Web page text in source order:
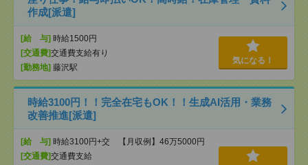
作成[派遣]
[給 与] 時給1500円
[交通費]交通費支給有り
[勤務地] 藤沢駅
気になる！
時給3100円！！完全在宅もOK！！生成AI活用・業務
改善推進[派遣]
[給 与] 時給3100円+交 【月収例】46万5000円
[交通費]交通費支給